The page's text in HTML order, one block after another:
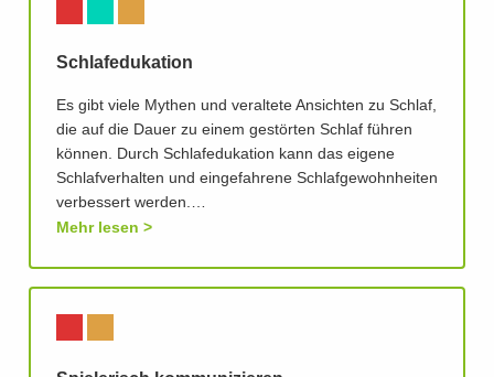
Schlafedukation
Es gibt viele Mythen und veraltete Ansichten zu Schlaf,
die auf die Dauer zu einem gestörten Schlaf führen
können. Durch Schlafedukation kann das eigene
Schlafverhalten und eingefahrene Schlafgewohnheiten
verbessert werden.…
Mehr lesen